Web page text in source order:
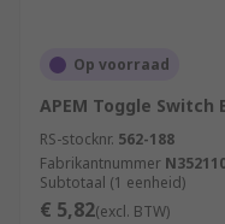
Op voorraad
APEM Toggle
RS-stocknr. 562-188
Fabrikantnummer
Subtotaal (1 eenheid)
€ 5,82(excl. BTW)